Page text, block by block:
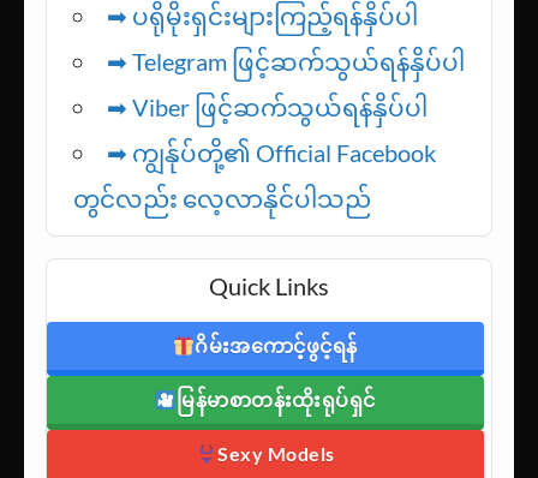
➡ ပရိုမိုးရှင်းများကြည့်ရန်နှိပ်ပါ
➡ Telegram ဖြင့်ဆက်သွယ်ရန်နှိပ်ပါ
➡ Viber ဖြင့်ဆက်သွယ်ရန်နှိပ်ပါ
➡ ကျွန်ုပ်တို့၏ Official Facebook
တွင်လည်း လေ့လာနိုင်ပါသည်
Quick Links
ဂိမ်းအကောင့်ဖွင့်ရန်
မြန်မာစာတန်းထိုးရုပ်ရှင်
Sexy Models